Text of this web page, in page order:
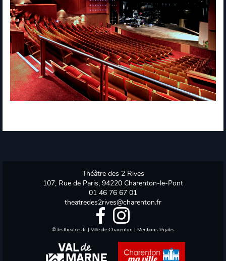
Théâtre des 2 Rives
107, Rue de Paris, 94220 Charenton-le-Pont
01 46 76 67 01
theatredes2rives@charenton.fr
© lestheatres.fr| Ville de Charenton | Mentions légales